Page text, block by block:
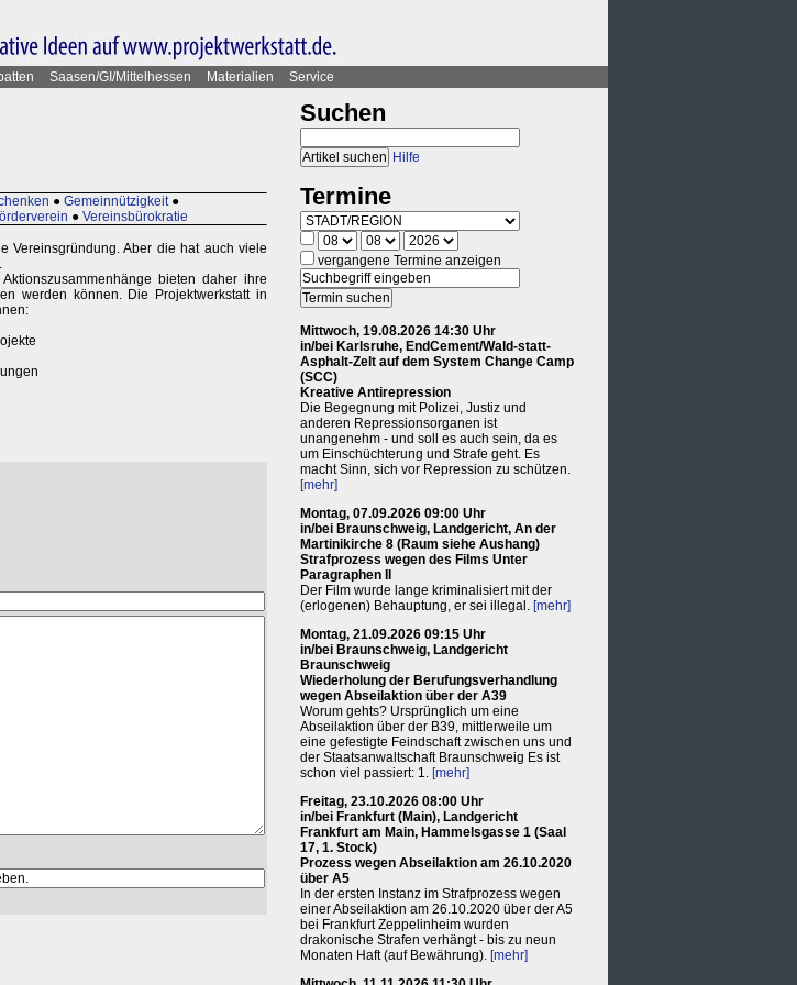
Saasen/GI/Mittelhessen Materialien
Service
● Gemeinnützigkeit ●
● Vereinsbürokratie
Vereinsgründung. Aber die hat auch viele
bieten daher ihre
werden können. Die Projektwerkstatt in
Suchen
Hilfe
Termine
vergangene Termine anzeigen
Mittwoch, 19.08.2026 14:30 Uhr
in/bei Karlsruhe, EndCement/Wald-statt-
Asphalt-Zelt auf dem System Change Camp
(SCC)
Kreative Antirepression
Die Begegnung mit Polizei, Justiz und
anderen Repressionsorganen ist
unangenehm - und soll es auch sein, da es
um Einschüchterung und Strafe geht. Es
macht Sinn, sich vor Repression zu schützen.
[mehr]
Montag, 07.09.2026 09:00 Uhr
in/bei Braunschweig, Landgericht, An der
Martinikirche 8 (Raum siehe Aushang)
Strafprozess wegen des Films Unter
Paragraphen II
Der Film wurde lange kriminalisiert mit der
(erlogenen) Behauptung, er sei illegal. [mehr]
Montag, 21.09.2026 09:15 Uhr
in/bei Braunschweig, Landgericht
Braunschweig
Wiederholung der Berufungsverhandlung
wegen Abseilaktion über der A39
Worum gehts? Ursprünglich um eine
Abseilaktion über der B39, mittlerweile um
eine gefestigte Feindschaft zwischen uns und
der Staatsanwaltschaft Braunschweig Es ist
schon viel passiert: 1. [mehr]
Freitag, 23.10.2026 08:00 Uhr
in/bei Frankfurt (Main), Landgericht
Frankfurt am Main, Hammelsgasse 1 (Saal
17, 1. Stock)
Prozess wegen Abseilaktion am 26.10.2020
über A5
In der ersten Instanz im Strafprozess wegen
einer Abseilaktion am 26.10.2020 über der A5
bei Frankfurt Zeppelinheim wurden
drakonische Strafen verhängt - bis zu neun
Monaten Haft (auf Bewährung). [mehr]